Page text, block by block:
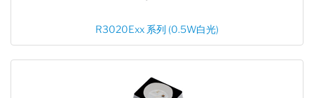
R3020Exx 系列 (0.5W白光)